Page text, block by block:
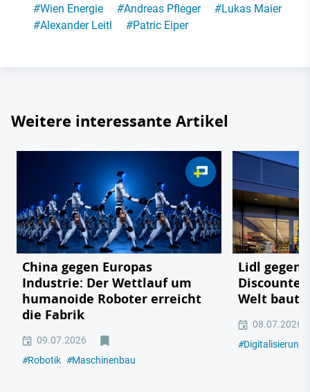
#Wien Energie #Andreas Pfleger #Lukas Maier
#Alexander Leitl #Patric Eiper
Weitere interessante Artikel
China gegen Europas
Industrie: Der Wettlauf um
humanoide Roboter erreicht
die Fabrik
09.07.2026
#Robotik #Maschinenbau
Lidl gegen
Discounter
Welt baut
08.07.2026
#Digitalisierung